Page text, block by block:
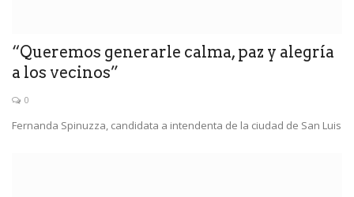
“Queremos generarle calma, paz y alegría
a los vecinos”
0
Fernanda Spinuzza, candidata a intendenta de la ciudad de San Luis